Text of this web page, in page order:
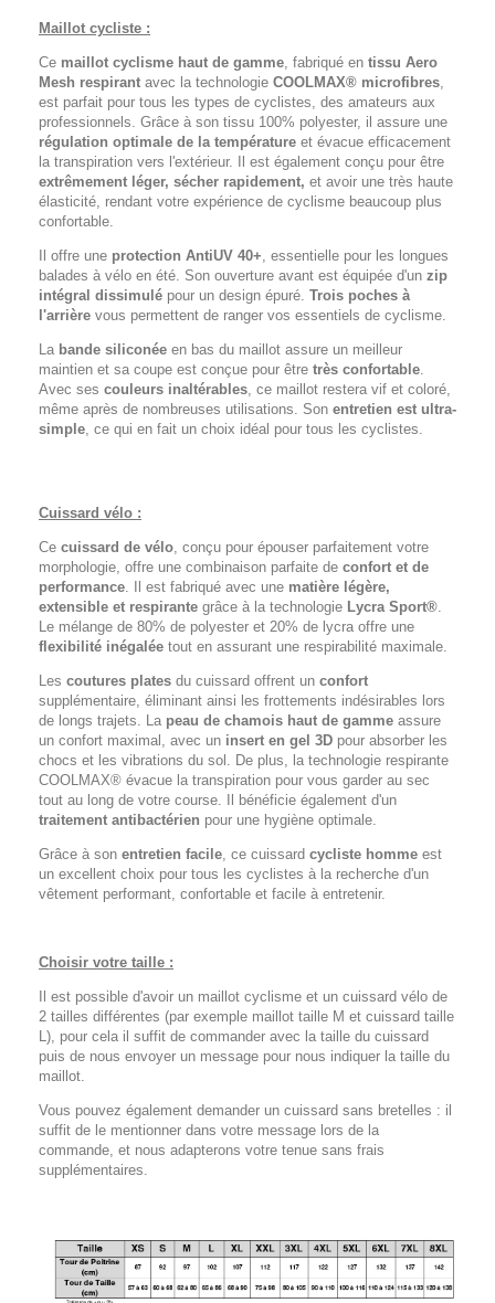
Maillot cycliste :
Ce maillot cyclisme haut de gamme, fabriqué en tissu Aero
Mesh respirant avec la technologie COOLMAX® microfibres,
est parfait pour tous les types de cyclistes, des amateurs aux
professionnels. Grâce à son tissu 100% polyester, il assure une
régulation optimale de la température et évacue efficacement
la transpiration vers l'extérieur. Il est également conçu pour être
extrêmement léger, sécher rapidement, et avoir une très haute
élasticité, rendant votre expérience de cyclisme beaucoup plus
confortable.
Il offre une protection AntiUV 40+, essentielle pour les longues
balades à vélo en été. Son ouverture avant est équipée d'un zip
intégral dissimulé pour un design épuré. Trois poches à
l'arrière vous permettent de ranger vos essentiels de cyclisme.
La bande siliconée en bas du maillot assure un meilleur
maintien et sa coupe est conçue pour être très confortable.
Avec ses couleurs inaltérables, ce maillot restera vif et coloré,
même après de nombreuses utilisations. Son entretien est ultra-
simple, ce qui en fait un choix idéal pour tous les cyclistes.
Cuissard vélo :
Ce cuissard de vélo, conçu pour épouser parfaitement votre
morphologie, offre une combinaison parfaite de confort et de
performance. Il est fabriqué avec une matière légère,
extensible et respirante grâce à la technologie Lycra Sport®.
Le mélange de 80% de polyester et 20% de lycra offre une
flexibilité inégalée tout en assurant une respirabilité maximale.
Les coutures plates du cuissard offrent un confort
supplémentaire, éliminant ainsi les frottements indésirables lors
de longs trajets. La peau de chamois haut de gamme assure
un confort maximal, avec un insert en gel 3D pour absorber les
chocs et les vibrations du sol. De plus, la technologie respirante
COOLMAX® évacue la transpiration pour vous garder au sec
tout au long de votre course. Il bénéficie également d'un
traitement antibactérien pour une hygiène optimale.
Grâce à son entretien facile, ce cuissard cycliste homme est
un excellent choix pour tous les cyclistes à la recherche d'un
vêtement performant, confortable et facile à entretenir.
Choisir votre taille :
Il est possible d'avoir un maillot cyclisme et un cuissard vélo de
2 tailles différentes (par exemple maillot taille M et cuissard taille
L), pour cela il suffit de commander avec la taille du cuissard
puis de nous envoyer un message pour nous indiquer la taille du
maillot.
Vous pouvez également demander un cuissard sans bretelles : il
suffit de le mentionner dans votre message lors de la
commande, et nous adapterons votre tenue sans frais
supplémentaires.